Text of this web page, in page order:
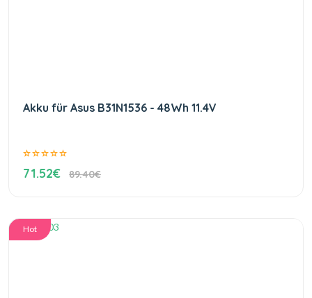
Akku für Asus B31N1536 - 48Wh 11.4V
71.52€ 89.40€
Hot